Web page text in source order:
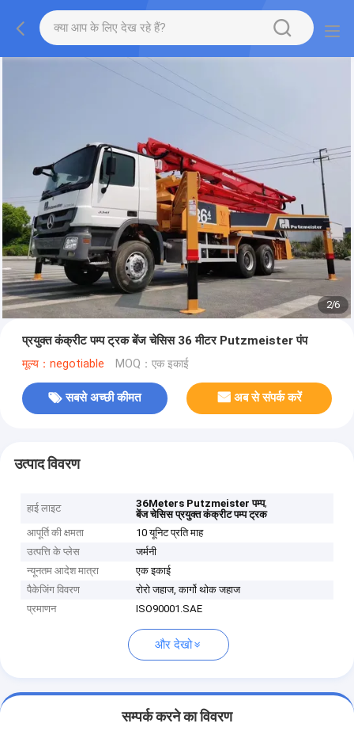
2/6
प्रयुक्त कंक्रीट पम्प ट्रक बेंज चेसिस 36 मीटर Putzmeister पंप
मूल्य：negotiable MOQ：एक इकाई
सबसे अच्छी कीमत अब से संपर्क करें
उत्पाद विवरण
हाई लाइट 36Meters Putzmeister पम्प,
बेंज चेसिस प्रयुक्त कंक्रीट पम्प ट्रक
आपूर्ति की क्षमता
10 यूनिट प्रति माह
उत्पत्ति के प्लेस
जर्मनी
न्यूनतम आदेश मात्रा
एक इकाई
पैकेजिंग विवरण
रोरो जहाज, कार्गो थोक जहाज
प्रमाणन
ISO90001.SAE
और देखो
सम्पर्क करने का विवरण